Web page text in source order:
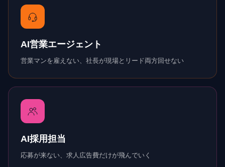
AI営業エージェント
営業マンを雇えない、社長が現場とリード両方回せない
AI採用担当
応募が来ない、求人広告費だけが飛んでいく